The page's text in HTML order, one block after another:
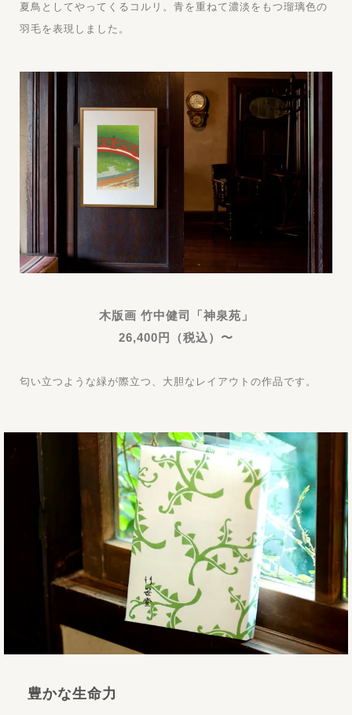
夏鳥としてやってくるコルリ。青を重ねて濃淡をもつ瑠璃色の
羽毛を表現しました。
木版画 竹中健司「神泉苑」
26,400円（税込）〜
匂い立つような緑が際立つ、大胆なレイアウトの作品です。
豊かな生命力